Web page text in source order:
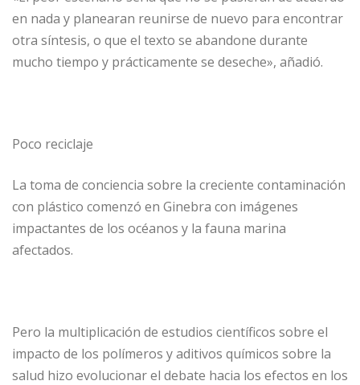
en nada y planearan reunirse de nuevo para encontrar
otra síntesis, o que el texto se abandone durante
mucho tiempo y prácticamente se deseche», añadió.
Poco reciclaje
La toma de conciencia sobre la creciente contaminación
con plástico comenzó en Ginebra con imágenes
impactantes de los océanos y la fauna marina
afectados.
Pero la multiplicación de estudios científicos sobre el
impacto de los polímeros y aditivos químicos sobre la
salud hizo evolucionar el debate hacia los efectos en los